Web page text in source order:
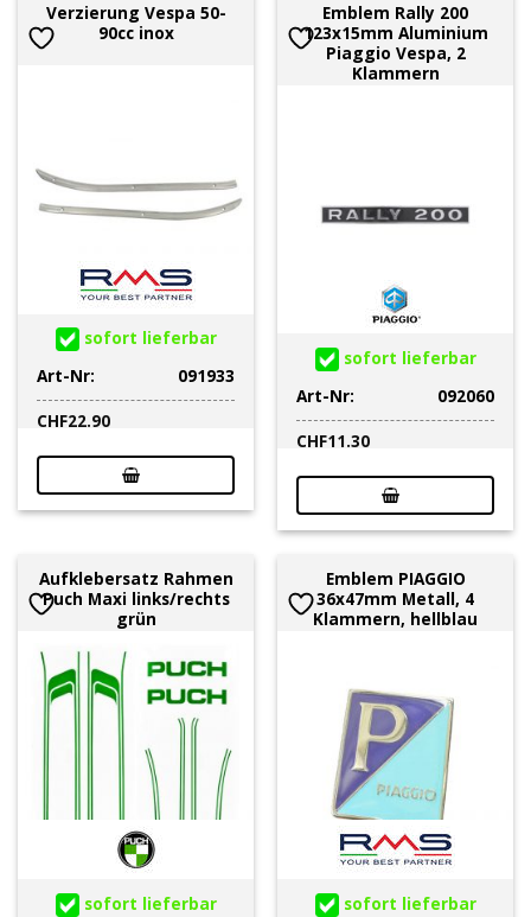
Verzierung Vespa 50-
90cc inox
sofort lieferbar
Art-Nr:
091933
CHF22.90
Emblem Rally 200
123x15mm Aluminium
Piaggio Vespa, 2
Klammern
sofort lieferbar
Art-Nr:
092060
CHF11.30
Aufklebersatz Rahmen
Puch Maxi links/rechts
grün
sofort lieferbar
Emblem PIAGGIO
36x47mm Metall, 4
Klammern, hellblau
sofort lieferbar